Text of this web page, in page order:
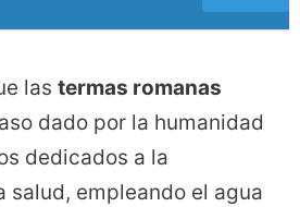
las termas romanas
dado por la humanidad
dedicados a la
salud, empleando el agua